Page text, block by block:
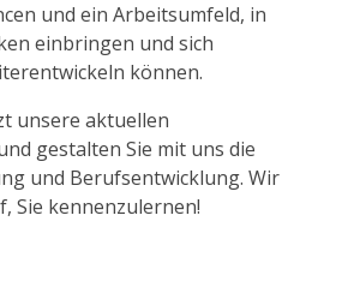
und ein Arbeitsumfeld, in
einbringen und sich
können.
unsere aktuellen
gestalten Sie mit uns die
und Berufsentwicklung. Wir
Sie kennenzulernen!